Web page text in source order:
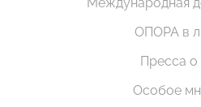
ОПОРА в
Пресса о
Особое